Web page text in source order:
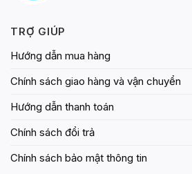
TRỢ GIÚP
Hướng dẫn mua hàng
Chính sách giao hàng và vận chuyển
Hướng dẫn thanh toán
Chính sách đổi trả
Chính sách bảo mật thông tin